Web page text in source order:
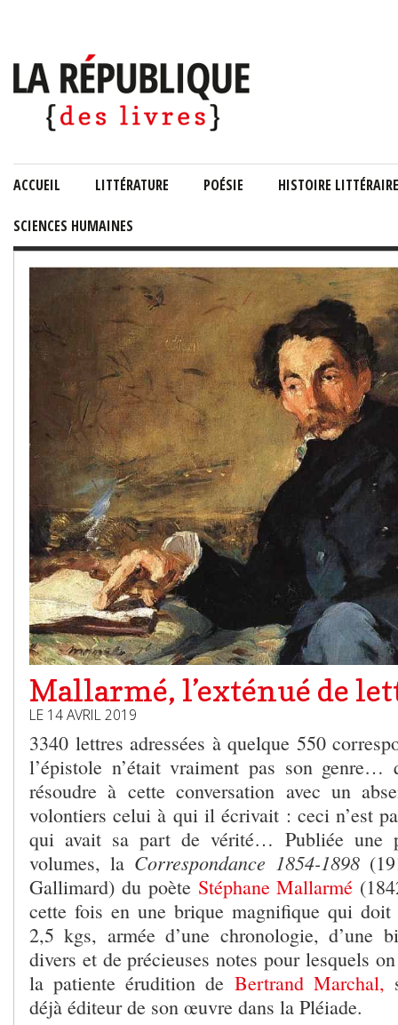
ACCUEIL LITTÉRATURE POÉSIE HISTOIRE LITTÉRAIRE
SCIENCES HUMAINES
Mallarmé, l’exténué de
LE 14 AVRIL 2019
3340 lettres adressées à quelque 550
l’épistole n’était vraiment pas son genre…
résoudre à cette conversation avec un
volontiers celui à qui il écrivait : ceci n’est
qui avait sa part de vérité… Publiée une
volumes, la Correspondance 1854-1898
Gallimard) du poète Stéphane Mallarmé
cette fois en une brique magnifique qui doit
2,5 kgs, armée d’une chronologie, d’une
divers et de précieuses notes pour lesquels
la patiente érudition de Bertrand Marchal,
déjà éditeur de son œuvre dans la Pléiade.